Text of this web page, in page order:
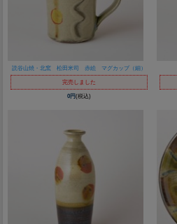
読谷山焼・北窯 松田米司 赤絵 マグカップ（細）
完売しました
0円(税込)